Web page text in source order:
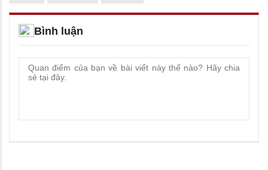
Bình luận